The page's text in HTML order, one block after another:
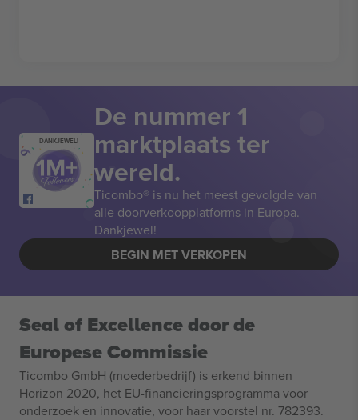
DANKJEWEL!
De nummer 1
marktplaats ter
wereld.
Ticombo® is nu het meest gevolgde van
alle doorverkoopplatforms in Europa.
Dankjewel!
BEGIN MET VERKOPEN
Seal of Excellence door de
Europese Commissie
Ticombo GmbH (moederbedrijf) is erkend binnen
Horizon 2020, het EU-financieringsprogramma voor
onderzoek en innovatie, voor haar voorstel nr. 782393.